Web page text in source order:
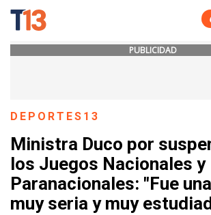
PUBLICIDAD
DEPORTES13
Ministra Duco por
los Juegos Nacionales y
Paranacionales: "Fue
muy seria y muy